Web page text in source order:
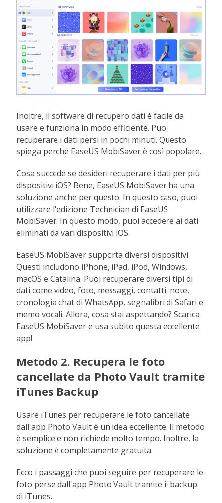
Inoltre, il software di recupero dati è facile da
usare e funziona in modo efficiente. Puoi
recuperare i dati persi in pochi minuti. Questo
spiega perché EaseUS MobiSaver è così popolare.
Cosa succede se desideri recuperare i dati per più
dispositivi iOS? Bene, EaseUS MobiSaver ha una
soluzione anche per questo. In questo caso, puoi
utilizzare l'edizione Technician di EaseUS
MobiSaver. In questo modo, puoi accedere ai dati
eliminati da vari dispositivi iOS.
EaseUS MobiSaver supporta diversi dispositivi.
Questi includono iPhone, iPad, iPod, Windows,
macOS e Catalina. Puoi recuperare diversi tipi di
dati come video, foto, messaggi, contatti, note,
cronologia chat di WhatsApp, segnalibri di Safari e
memo vocali. Allora, cosa stai aspettando? Scarica
EaseUS MobiSaver e usa subito questa eccellente
app!
Metodo 2. Recupera le foto
cancellate da Photo Vault tramite
iTunes Backup
Usare iTunes per recuperare le foto cancellate
dall'app Photo Vault è un'idea eccellente. Il metodo
è semplice e non richiede molto tempo. Inoltre, la
soluzione è completamente gratuita.
Ecco i passaggi che puoi seguire per recuperare le
foto perse dall'app Photo Vault tramite il backup
di iTunes.